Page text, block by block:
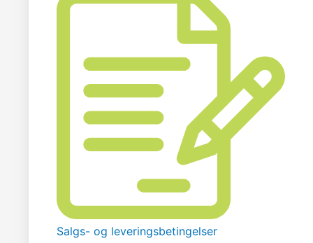
Salgs- og leveringsbetingelser